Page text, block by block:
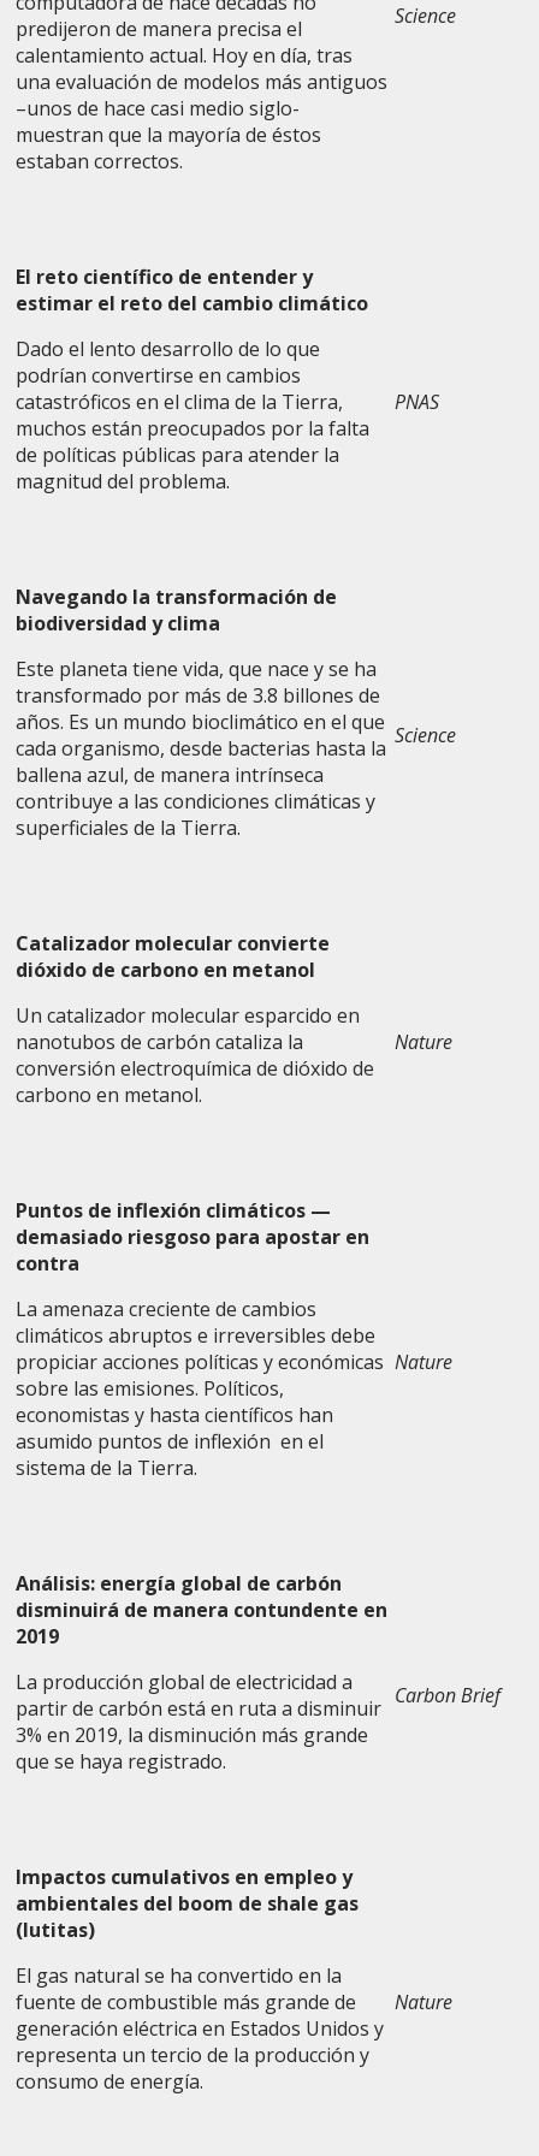
predijeron de manera precisa el
calentamiento actual. Hoy en día, tras
una evaluación de modelos más antiguos
–unos de hace casi medio siglo-
muestran que la mayoría de éstos
estaban correctos.
Science
El reto científico de entender y
estimar el reto del cambio climático
Dado el lento desarrollo de lo que
podrían convertirse en cambios
catastróficos en el clima de la Tierra,
muchos están preocupados por la falta
de políticas públicas para atender la
magnitud del problema.
PNAS
Navegando la transformación de
biodiversidad y clima
Este planeta tiene vida, que nace y se ha
transformado por más de 3.8 billones de
años. Es un mundo bioclimático en el que
cada organismo, desde bacterias hasta la
ballena azul, de manera intrínseca
contribuye a las condiciones climáticas y
superficiales de la Tierra.
Science
Catalizador molecular convierte
dióxido de carbono en metanol
Un catalizador molecular esparcido en
nanotubos de carbón cataliza la
conversión electroquímica de dióxido de
carbono en metanol.
Nature
Puntos de inflexión climáticos —
demasiado riesgoso para apostar en
contra
La amenaza creciente de cambios
climáticos abruptos e irreversibles debe
propiciar acciones políticas y económicas
sobre las emisiones. Políticos,
economistas y hasta científicos han
asumido puntos de inflexión en el
sistema de la Tierra.
Nature
Análisis: energía global de carbón
disminuirá de manera contundente en
2019
La producción global de electricidad a
partir de carbón está en ruta a disminuir
3% en 2019, la disminución más grande
que se haya registrado.
Carbon Brief
Impactos cumulativos en empleo y
ambientales del boom de shale gas
(lutitas)
El gas natural se ha convertido en la
fuente de combustible más grande de
generación eléctrica en Estados Unidos y
representa un tercio de la producción y
consumo de energía.
Nature